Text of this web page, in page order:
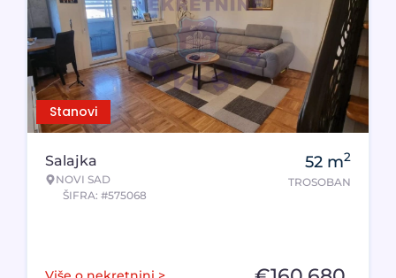
Stanovi
Salajka
NOVI SAD
ŠIFRA: #575068
52 m2
TROSOBAN